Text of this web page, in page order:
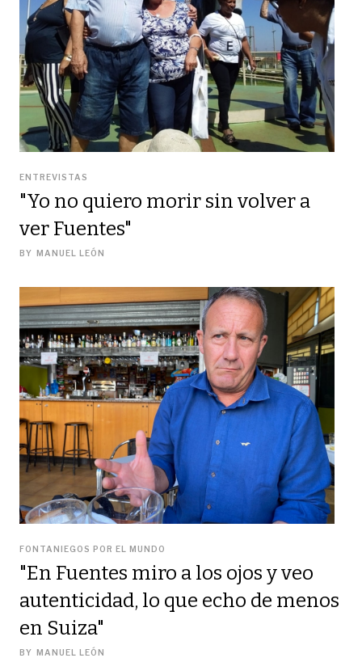
ENTREVISTAS
"Yo no quiero morir sin volver a
ver Fuentes"
BY MANUEL LEÓN
FONTANIEGOS POR EL MUNDO
"En Fuentes miro a los ojos y veo
autenticidad, lo que echo de menos
en Suiza"
BY MANUEL LEÓN